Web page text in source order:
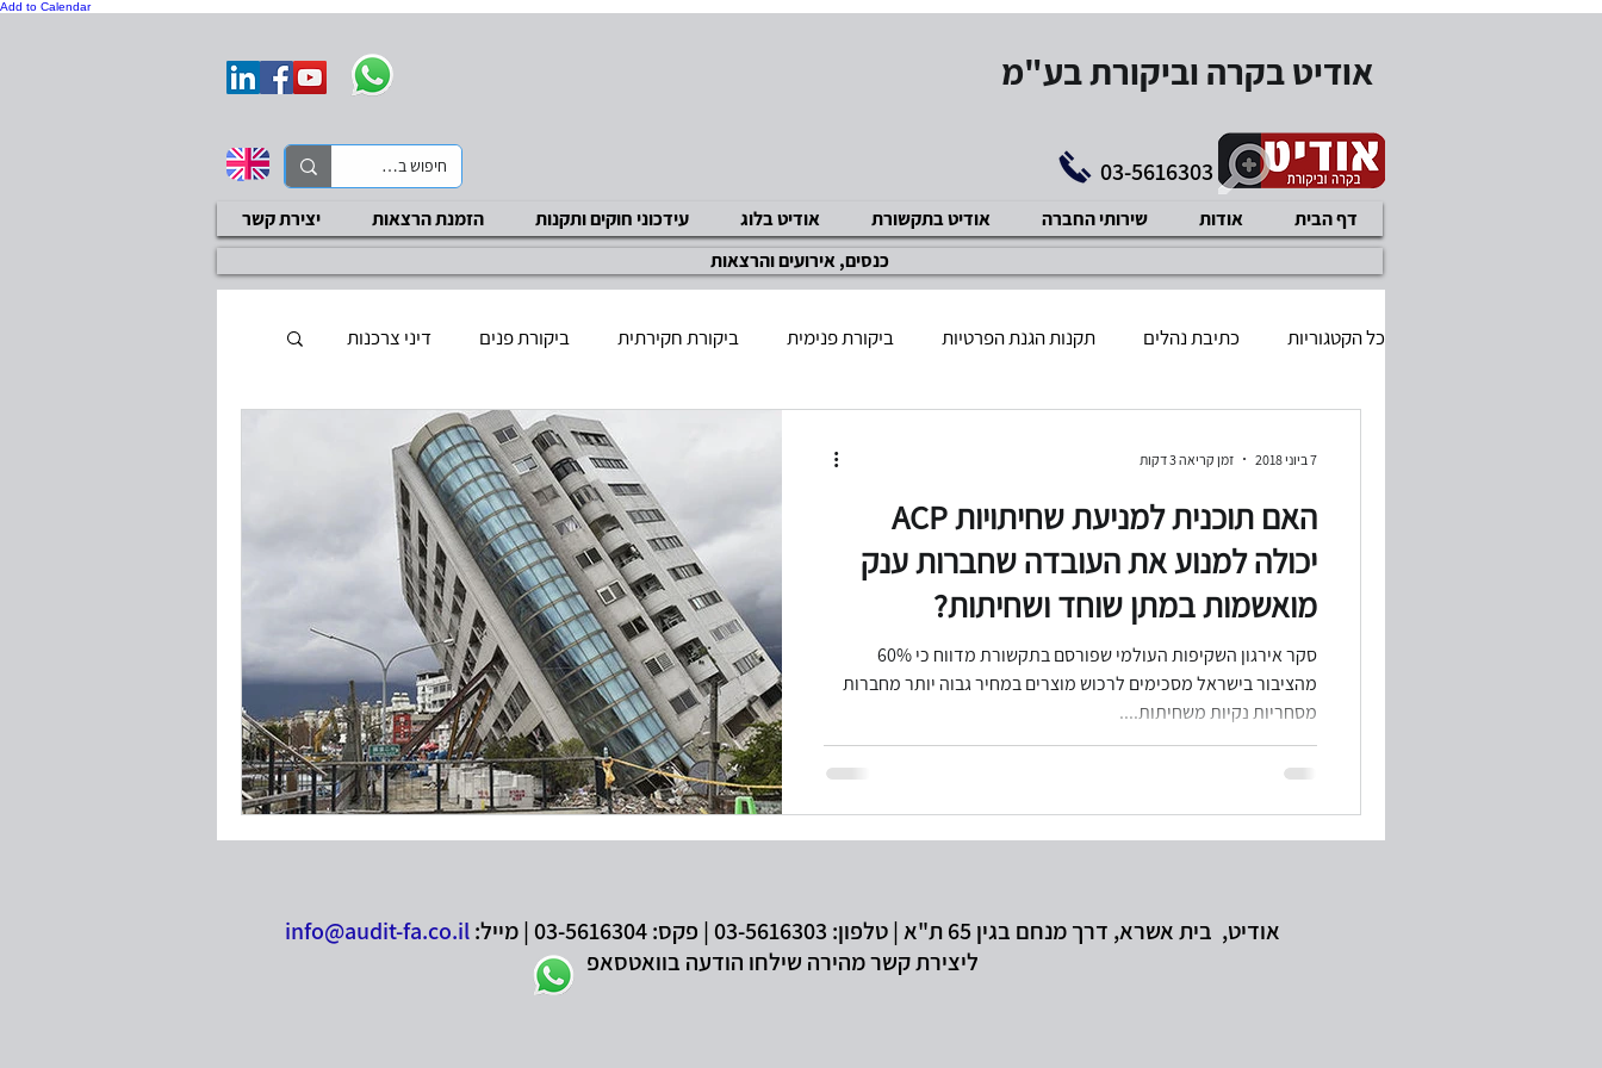
Add to Calendar
אודיט בקרה וביקורת בע"מ
03-5616303
דף הבית אודות שירותי החברה אודיט בתקשורת אודיט בלוג עידכוני חוקים ותקנות הזמנת הרצאות
יצירת קשר
כנסים, אירועים והרצאות
כל הקטגוריות כתיבת נהלים תקנות הגנת הפרטיות ביקורת פנימית ביקורת חקירתית ביקורת פנים דיני צרכנות
ביקורת בטיחות סקר ציות
תוכנית עיסקית איזון משאבים ציות ואכיפה מנהלית מניעת הטרדה מינית אבטחת מידע בדיקות שכר
מחירי העברה ביקורת מערכות מידע מסחר אלקטרוני עורך דין דיני צרכנות חוק הגנת הפרטיות
המשכיות עיסקית משבר קורונה הגבלים עיסקיים נגישות אתרים עידכוני חוקים ותקנות
האם תוכנית למניעת שחיתויות ACP
יכולה למנוע את העובדה שחברות ענק
מואשמות במתן שוחד ושחיתות?
סקר אירגון השקיפות העולמי שפורסם בתקשורת מדווח כי 60%
מהציבור בישראל מסכימים לרכוש מוצרים במחיר גבוה יותר מחברות
מסחריות נקיות משחיתות....
7 ביוני 2018 זמן קריאה 3 דקות
אודיט, בית אשרא, דרך מנחם בגין 65 ת"א | טלפון: 03-5616303 | פקס: 03-5616304 | מייל:
info@audit-fa.co.il
ליצירת קשר מהירה שילחו הודעה בוואטסאפ